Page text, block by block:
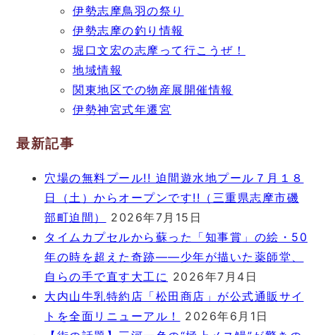
伊勢志摩鳥羽の祭り
伊勢志摩の釣り情報
堀口文宏の志摩って行こうぜ！
地域情報
関東地区での物産展開催情報
伊勢神宮式年遷宮
最新記事
穴場の無料プール!! 迫間遊水地プール７月１８
日（土）からオープンです!!（三重県志摩市磯
部町迫間）
2026年7月15日
タイムカプセルから蘇った「知事賞」の絵・50
年の時を超えた奇跡――少年が描いた薬師堂、
自らの手で直す大工に 2026年7月4日
大内山牛乳特約店「松田商店」が公式通販サイ
トを全面リニューアル！
2026年6月1日